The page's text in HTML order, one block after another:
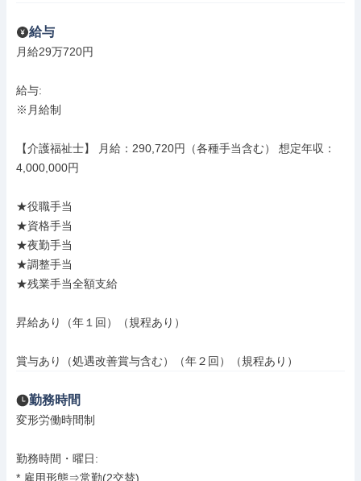
給与
月給29万720円
給与:
※月給制
【介護福祉士】 月給：290,720円（各種手当含む） 想定年収：
4,000,000円
★役職手当
★資格手当
★夜勤手当
★調整手当
★残業手当全額支給
昇給あり（年１回）（規程あり）
賞与あり（処遇改善賞与含む）（年２回）（規程あり）
勤務時間
変形労働時間制
勤務時間・曜日:
* 雇用形態⇒常勤(2交替)